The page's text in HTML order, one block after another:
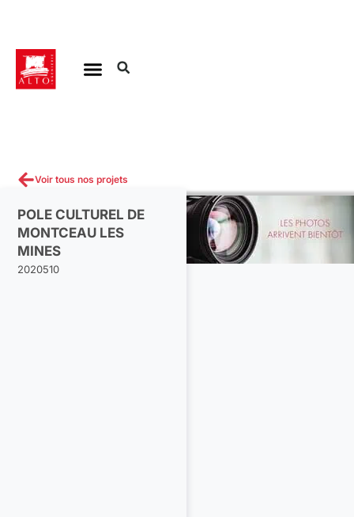
Voir tous nos projets
POLE CULTUREL DE
MONTCEAU LES
MINES
2020510